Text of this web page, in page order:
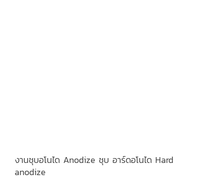
งานชุบอโนได Anodize ชุบ อาร์ดอโนได Hard
anodize